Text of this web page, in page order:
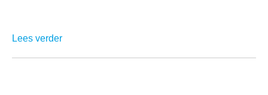
Lees verder